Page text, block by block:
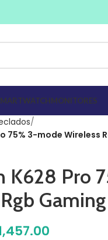
MONITORES
75% 3-mode Wireless
K628 Pro